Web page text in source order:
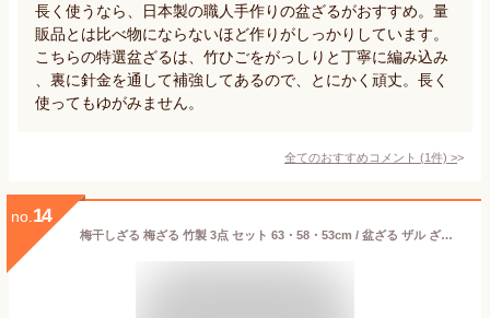
長く使うなら、日本製の職人手作りの盆ざるがおすすめ。量
販品とは比べ物にならないほど作りがしっかりしています。
こちらの特選盆ざるは、竹ひごをがっしりと丁寧に編み込み
、裏に針金を通して補強してあるので、とにかく頑丈。長く
使ってもゆがみません。
全てのおすすめコメント (1件) >
no. 14
梅干しざる 梅ざる 竹製 3点 セット 63・58・53cm / 盆ざる ザル ざる 大型 竹ザル 竹ざる 竹 梅干しザル 梅ザル 梅 うめ 梅干し 干物 野菜 丸 丸型 /